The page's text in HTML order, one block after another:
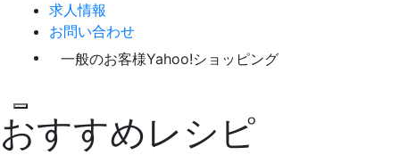
求人情報
お問い合わせ
一般のお客様Yahoo!ショッピング
Menu
おすすめレシピ